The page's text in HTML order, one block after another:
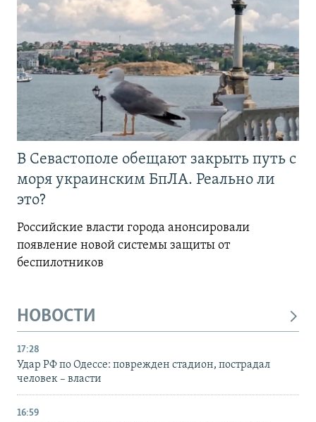
В Севастополе обещают закрыть путь с
моря украинским БпЛА. Реально ли
это?
Российские власти города анонсировали
появление новой системы защиты от
беспилотников
НОВОСТИ
17:28
Удар РФ по Одессе: поврежден стадион, пострадал
человек – власти
16:59